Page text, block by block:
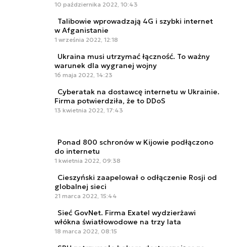
10 października 2022, 10:43
Talibowie wprowadzają 4G i szybki internet
w Afganistanie
1 września 2022, 12:18
Ukraina musi utrzymać łączność. To ważny
warunek dla wygranej wojny
16 maja 2022, 14:23
Cyberatak na dostawcę internetu w Ukrainie.
Firma potwierdziła, że to DDoS
13 kwietnia 2022, 17:43
Ponad 800 schronów w Kijowie podłączono
do internetu
1 kwietnia 2022, 09:38
Cieszyński zaapelował o odłączenie Rosji od
globalnej sieci
21 marca 2022, 15:44
Sieć GovNet. Firma Exatel wydzierżawi
włókna światłowodowe na trzy lata
18 marca 2022, 08:15